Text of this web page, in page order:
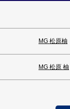
MG 松原柚
MG 松原 柚